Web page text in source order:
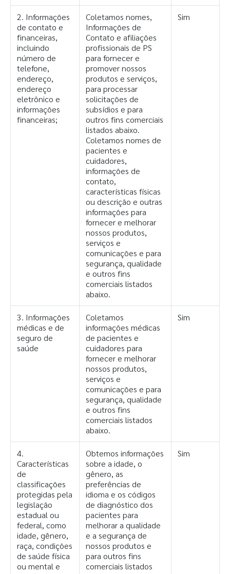
2. Informações
de contato e
financeiras,
incluindo
número de
telefone,
endereço,
endereço
eletrônico e
informações
financeiras;
Coletamos nomes,
Informações de
Contato e afiliações
profissionais de PS
para fornecer e
promover nossos
produtos e serviços,
para processar
solicitações de
subsídios e para
outros fins comerciais
listados abaixo.
Coletamos nomes de
pacientes e
cuidadores,
informações de
contato,
características físicas
ou descrição e outras
informações para
fornecer e melhorar
nossos produtos,
serviços e
comunicações e para
segurança, qualidade
e outros fins
comerciais listados
abaixo.
Sim
3. Informações
médicas e de
seguro de
saúde
Coletamos
informações médicas
de pacientes e
cuidadores para
fornecer e melhorar
nossos produtos,
serviços e
comunicações e para
segurança, qualidade
e outros fins
comerciais listados
abaixo.
Sim
4.
Características
de
classificações
protegidas pela
legislação
estadual ou
federal, como
idade, gênero,
raça, condições
de saúde física
ou mental e
Obtemos informações
sobre a idade, o
gênero, as
preferências de
idioma e os códigos
de diagnóstico dos
pacientes para
melhorar a qualidade
e a segurança de
nossos produtos e
para outros fins
comerciais listados
Sim